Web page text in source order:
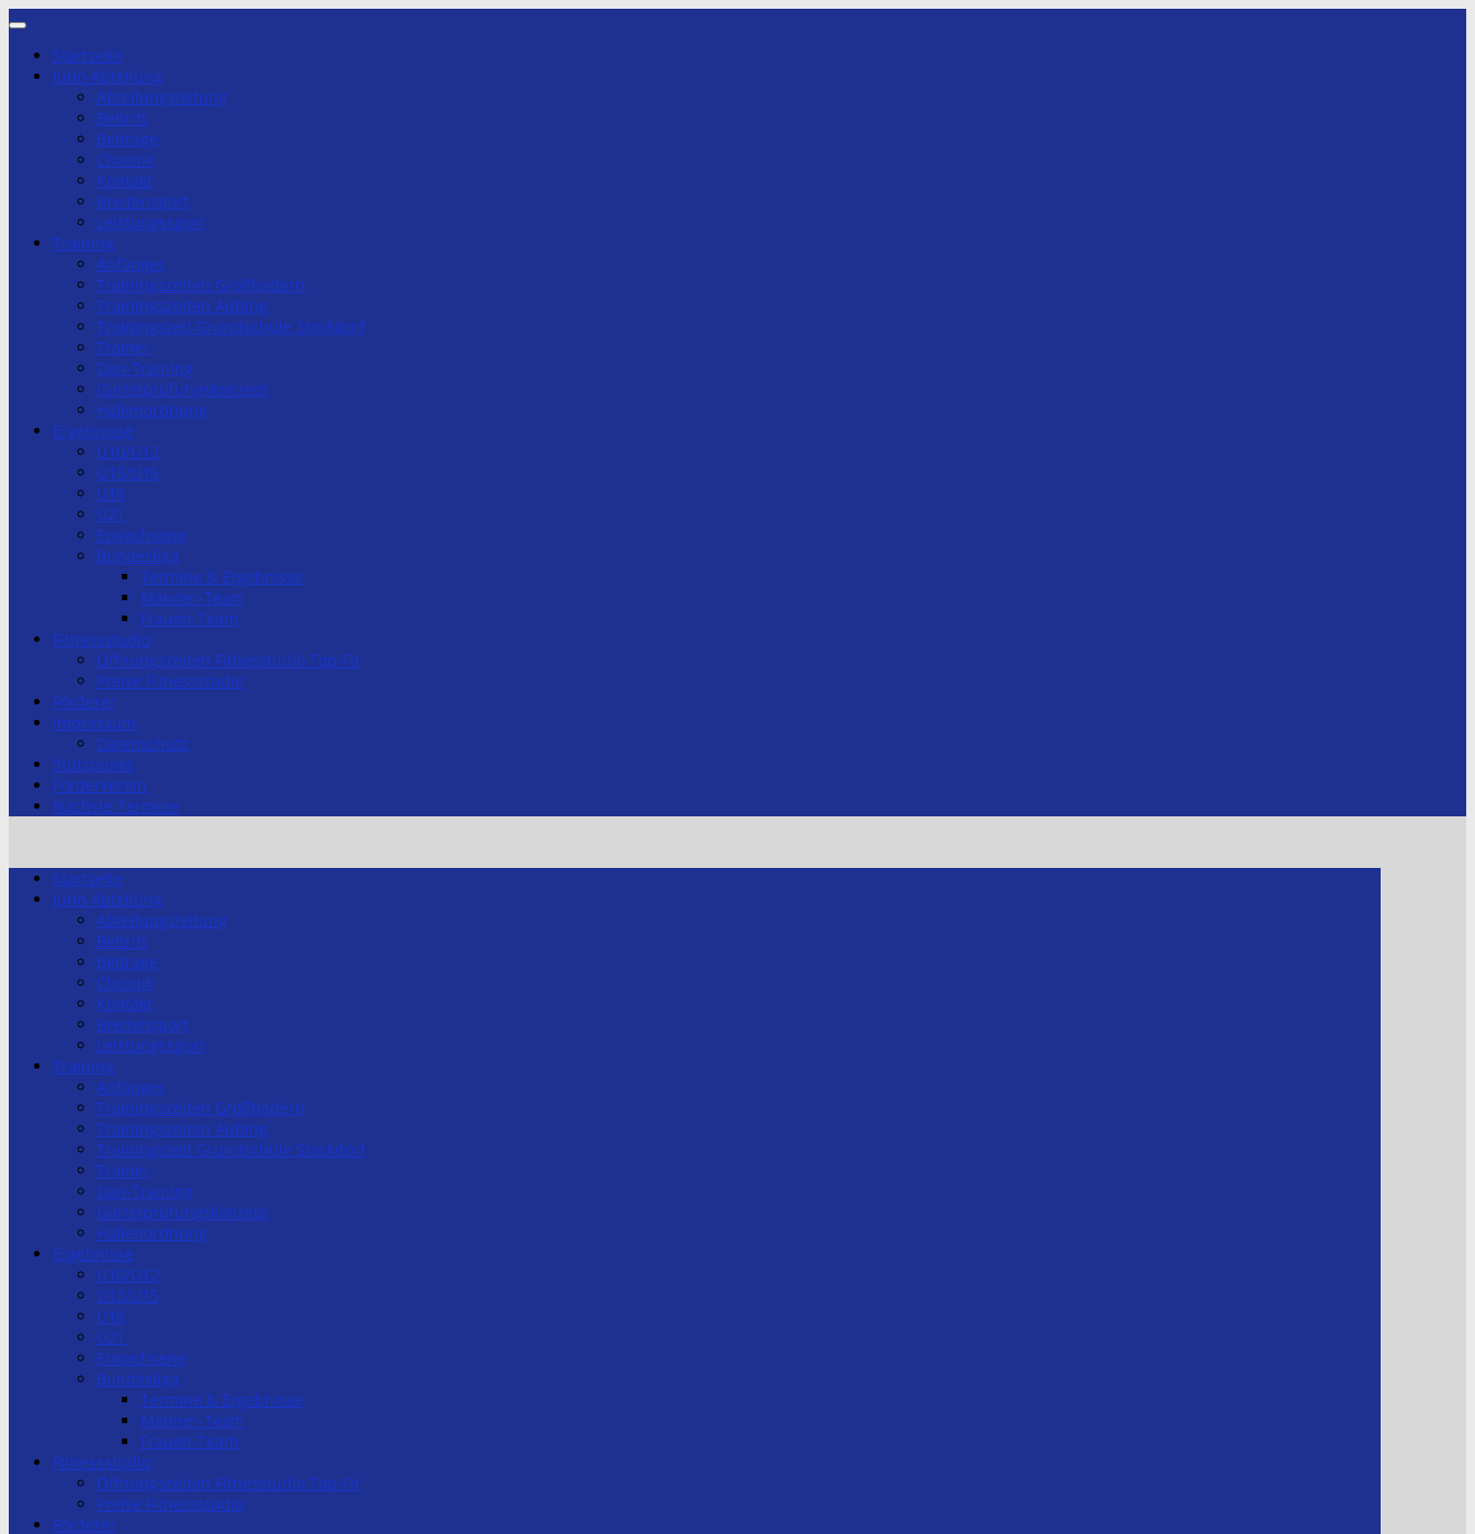
Zum
springenStartseite
Judo-Abteilung
Abteilungsleitung
Beitritt
Beiträge
Chronik
Kontakt
Breitensport
Leistungssport
Training
Anfänger
Trainingszeiten Großhadern
Trainingszeiten Aubing
Trainingszeit Grundschule Stockdorf
Trainer
Dan-Training
Gürtelprüfungskonzept
Hallenordnung
Ergebnisse
U10/U12
U13/U15
U18
U21
Erwachsene
Bundesliga
Termine & Ergebnisse
Männer-Team
Frauen-Team
Fitnessstudio
Öffnungszeiten Fitnesstudio Top-Fit
Preise Fitnessstudio
Förderer
Impressum
Datenschutz
Stützpunkt
Förderverein
Nächste Termine
Startseite
Judo-Abteilung
Abteilungsleitung
Beitritt
Beiträge
Chronik
Kontakt
Breitensport
Leistungssport
Training
Anfänger
Trainingszeiten Großhadern
Trainingszeiten Aubing
Trainingszeit Grundschule Stockdorf
Trainer
Dan-Training
Gürtelprüfungskonzept
Hallenordnung
Ergebnisse
U10/U12
U13/U15
U18
U21
Erwachsene
Bundesliga
Termine & Ergebnisse
Männer-Team
Frauen-Team
Fitnessstudio
Öffnungszeiten Fitnesstudio Top-Fit
Preise Fitnessstudio
Förderer